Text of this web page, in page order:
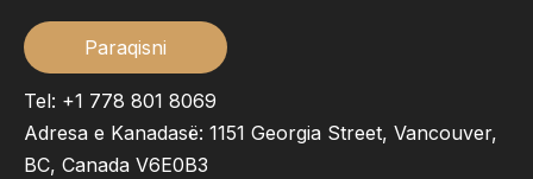
Paraqisni
Tel: +1 778 801 8069
Adresa e Kanadasë: 1151 Georgia Street, Vancouver,
BC, Canada V6E0B3